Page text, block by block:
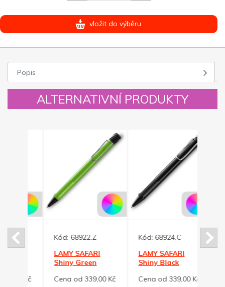
vložit do výběru
Popis
ALTERNATIVNÍ PRODUKTY
Kód:68922.Z
LAMY SAFARI
Shiny Green
Cena od 339,00 Kč
Kód:68924.C
LAMY SAFARI
Shiny Black
Cena od 339,00 Kč